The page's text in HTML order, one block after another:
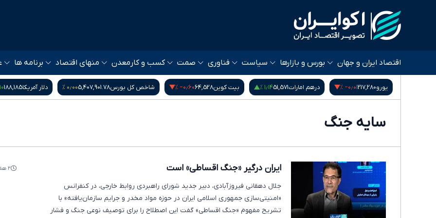
اقتصاد ایران و جهان بورس و بازارها سیاست فناوری صمت کسب و کار معدن منهای اقتصاد برنامه ها
یورو217,280‎−۰٫۰۱ % درهم امارات51,571۱٫۱۴ % بیت کوین64,528‎−۰٫۶۰ % شاخص کل بورس5,407,901.78۰٫۰۰ % دلار آمریکا188,185
سایه جنگ
۲ هفته پیش ایران درگیر «جنگ اقساطی» است
جلال دهقانی فیروزآبادی، دبیر جدید شورای راهبردی روابط خارجی، در کنفرانس
«امنیتی‌سازی جمهوری اسلامی ایران در حوزه مواد مخدر و جرایم سازمان‌یافته» با
تشریح مفهوم «جنگ اقساطی» گفت این اصطلاح را برای توصیف نوعی جنگ و فشار